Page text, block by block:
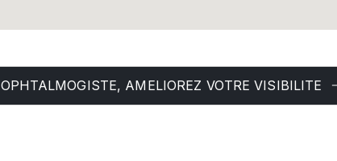
OPHTALMOGISTE, AMELIOREZ VOTRE VISIBILITE